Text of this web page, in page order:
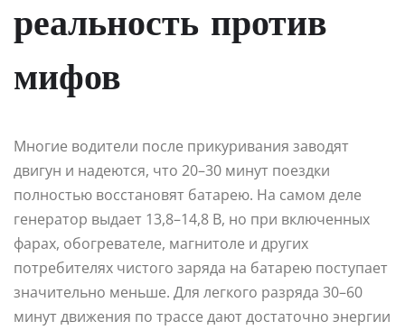
реальность против
мифов
Многие водители после прикуривания заводят
двигун и надеются, что 20–30 минут поездки
полностью восстановят батарею. На самом деле
генератор выдает 13,8–14,8 В, но при включенных
фарах, обогревателе, магнитоле и других
потребителях чистого заряда на батарею поступает
значительно меньше. Для легкого разряда 30–60
минут движения по трассе дают достаточно энергии